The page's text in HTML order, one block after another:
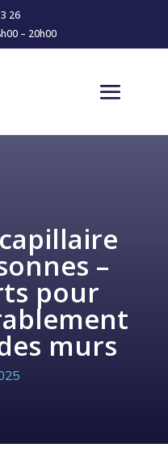
26
– 20h00
–
pour
murs